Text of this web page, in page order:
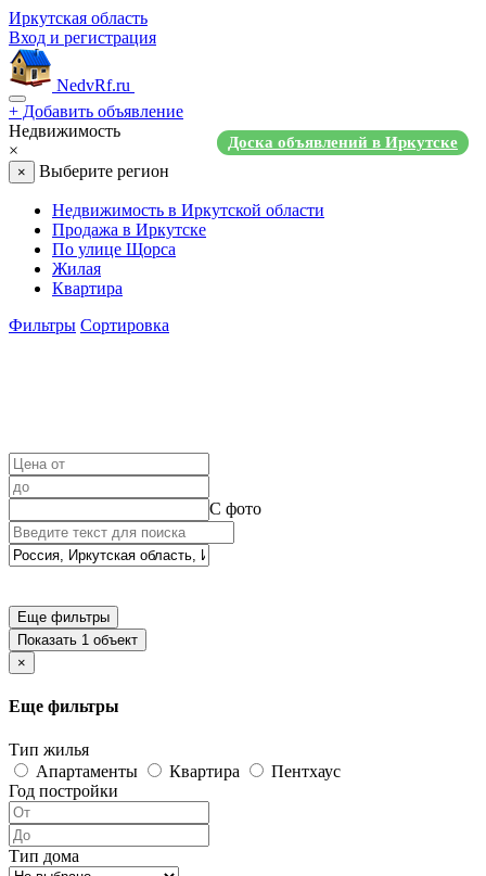
Иркутская область
Вход и регистрация
NedvRf.ru
+ Добавить объявление
Доска объявлений в Иркутске
Недвижимость
×
× Выберите регион
Недвижимость в Иркутской области
Продажа в Иркутске
По улице Щорса
Жилая
Квартира
Фильтры Сортировка
С фото
Еще фильтры
Показать 1 объект
×
Еще фильтры
Тип жилья
Апартаменты
Квартира
Пентхаус
Год постройки
Тип дома